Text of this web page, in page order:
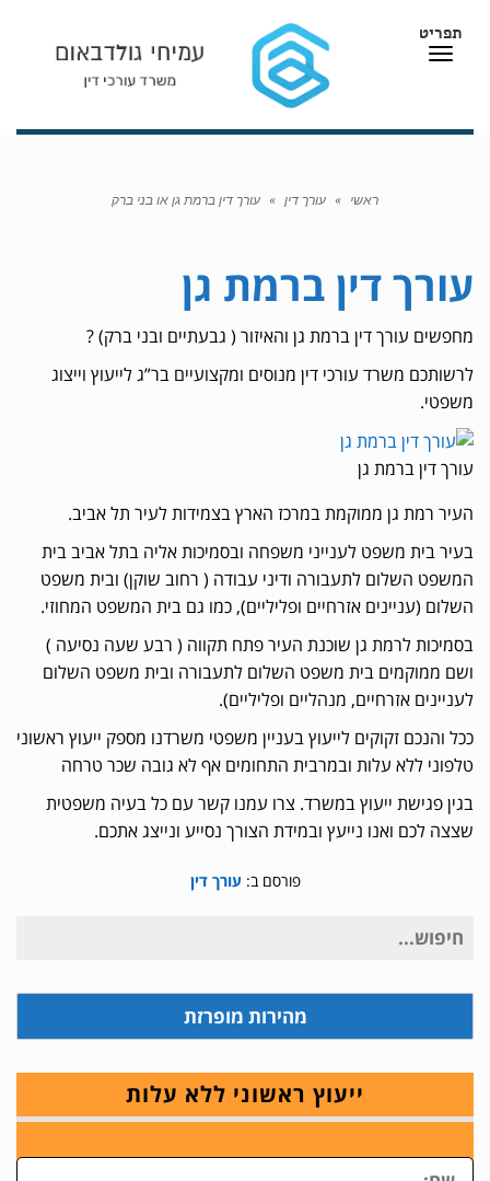
תפריט
תפריט
ראשי » עורך דין » עורך דין ברמת גן או בני ברק
עורך דין ברמת גן
מחפשים עורך דין ברמת גן והאיזור ( גבעתיים ובני ברק) ?
לרשותכם משרד עורכי דין מנוסים ומקצועיים בר”ג לייעוץ וייצוג
משפטי.
עורך דין ברמת גן
העיר רמת גן ממוקמת במרכז הארץ בצמידות לעיר תל אביב.
בעיר בית משפט לענייני משפחה ובסמיכות אליה בתל אביב בית
המשפט השלום לתעבורה ודיני עבודה ( רחוב שוקן) ובית משפט
השלום (עניינים אזרחיים ופליליים), כמו גם בית המשפט המחוזי.
בסמיכות לרמת גן שוכנת העיר פתח תקווה ( רבע שעה נסיעה )
ושם ממוקמים בית משפט השלום לתעבורה ובית משפט השלום
לעניינים אזרחיים, מנהליים ופליליים).
ככל והנכם זקוקים לייעוץ בעניין משפטי משרדנו מספק ייעוץ ראשוני
טלפוני ללא עלות ובמרבית התחומים אף לא גובה שכר טרחה
בגין פגישת ייעוץ במשרד. צרו עמנו קשר עם כל בעיה משפטית
שצצה לכם ואנו נייעץ ובמידת הצורך נסייע ונייצג אתכם.
פורסם ב:עורך דין
חיפוש
מהירות מופרזת
ייעוץ ראשוני ללא עלות